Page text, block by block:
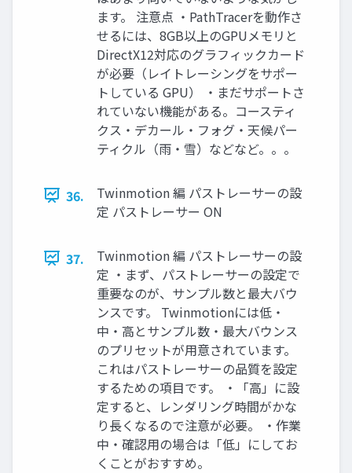
ます。 注意点 ・PathTracerを動作さ
せるには、8GB以上のGPUメモリと
DirectX12対応のグラフィックカード
が必要（レイトレーシングをサポー
トしている GPU） ・まだサポートさ
れていない機能がある。コースティ
クス・デカール・フォグ・天候パー
ティクル（雨・雪）などなど。。。
36.
Twinmotion 編 パストレーサーの設
定 パストレーサー ON
37.
Twinmotion 編 パストレーサーの設
定 ・まず、パストレーサーの設定で
重要なのが、サンプル数と最大バウ
ンスです。 Twinmotionには低・
中・高とサンプル数・最大バウンス
のプリセットが用意されています。
これはパストレーサーの品質を設定
するための項目です。 ・「高」に設
定すると、レンダリング時間がかな
り長くなるので注意が必要。 ・作業
中・確認用の場合は「低」にしてお
くことがおすすめ。